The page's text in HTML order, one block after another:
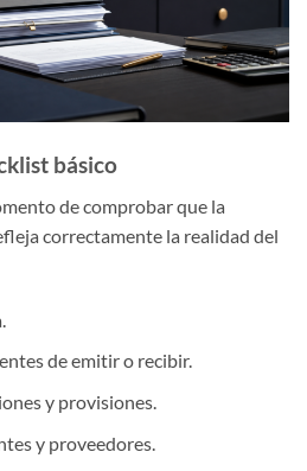
básico
de comprobar que la
correctamente la realidad del
de emitir o recibir.
y provisiones.
y proveedores.